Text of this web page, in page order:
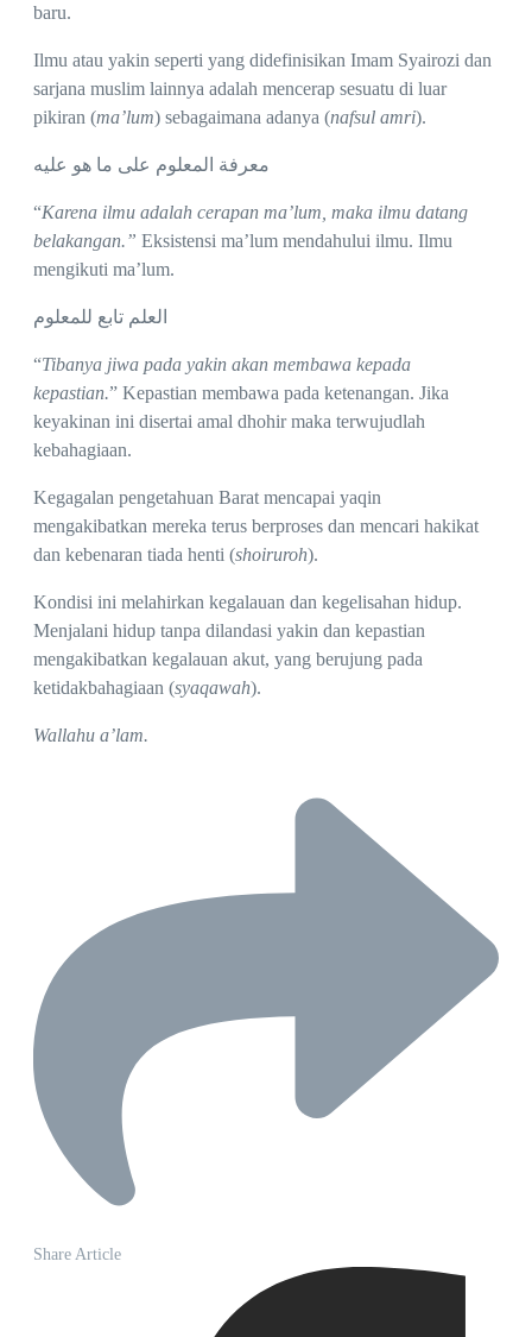
baru.
Ilmu atau yakin seperti yang didefinisikan Imam Syairozi dan
sarjana muslim lainnya adalah mencerap sesuatu di luar
pikiran (ma’lum) sebagaimana adanya (nafsul amri).
معرفة المعلوم على ما هو عليه
“Karena ilmu adalah cerapan ma’lum, maka ilmu datang
belakangan.” Eksistensi ma’lum mendahului ilmu. Ilmu
mengikuti ma’lum.
العلم تابع للمعلوم
“Tibanya jiwa pada yakin akan membawa kepada
kepastian.” Kepastian membawa pada ketenangan. Jika
keyakinan ini disertai amal dhohir maka terwujudlah
kebahagiaan.
Kegagalan pengetahuan Barat mencapai yaqin
mengakibatkan mereka terus berproses dan mencari hakikat
dan kebenaran tiada henti (shoiruroh).
Kondisi ini melahirkan kegalauan dan kegelisahan hidup.
Menjalani hidup tanpa dilandasi yakin dan kepastian
mengakibatkan kegalauan akut, yang berujung pada
ketidakbahagiaan (syaqawah).
Wallahu a’lam.
Share Article